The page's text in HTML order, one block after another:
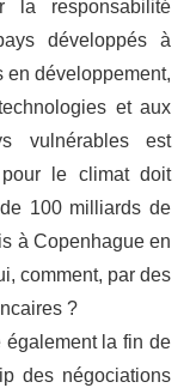
la responsabilité
développés à
en développement,
et aux
vulnérables est
le climat doit
100 milliards de
à Copenhague en
comment, par des
?
également la fin de
des négociations